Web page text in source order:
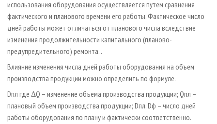
использования оборудования осуществляется путем сравнения
фактического и планового времени его работы. Фактическое число
дней работы может отличаться от планового числа вследствие
изменения продолжительности капитального (планово-
предупредительного) ремонта. .
Влияние изменения числа дней работы оборудования на объем
производства продукции можно определить по формуле.
Dпл где ΔQ – изменение объема производства продукции; Qпл –
плановый объем производства продукции; Dпл, Dф – число дней
работы оборудования по плану и фактически соответственно.